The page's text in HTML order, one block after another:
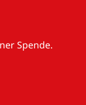
Spende.